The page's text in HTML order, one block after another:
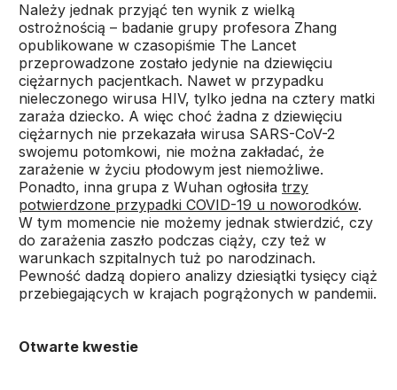
Należy jednak przyjąć ten wynik z wielką
ostrożnością – badanie grupy profesora Zhang
opublikowane w czasopiśmie The Lancet
przeprowadzone zostało jedynie na dziewięciu
ciężarnych pacjentkach. Nawet w przypadku
nieleczonego wirusa HIV, tylko jedna na cztery matki
zaraża dziecko. A więc choć żadna z dziewięciu
ciężarnych nie przekazała wirusa SARS-CoV-2
swojemu potomkowi, nie można zakładać, że
zarażenie w życiu płodowym jest niemożliwe.
Ponadto, inna grupa z Wuhan ogłosiła trzy
potwierdzone przypadki COVID-19 u noworodków.
W tym momencie nie możemy jednak stwierdzić, czy
do zarażenia zaszło podczas ciąży, czy też w
warunkach szpitalnych tuż po narodzinach.
Pewność dadzą dopiero analizy dziesiątki tysięcy ciąż
przebiegających w krajach pogrążonych w pandemii.
Otwarte kwestie